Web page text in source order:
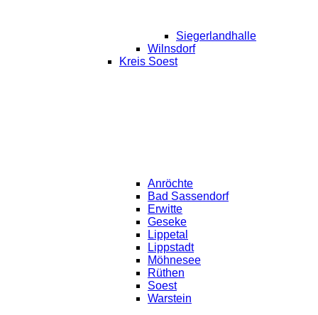
Siegerlandhalle
Wilnsdorf
Kreis Soest
Anröchte
Bad Sassendorf
Erwitte
Geseke
Lippetal
Lippstadt
Möhnesee
Rüthen
Soest
Warstein